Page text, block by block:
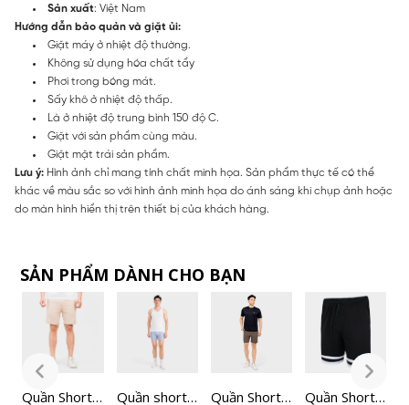
Sản xuất: Việt Nam
Hướng dẫn bảo quản và giặt ủi:
Giặt máy ở nhiệt độ thường.
Không sử dụng hóa chất tẩy
Phơi trong bóng mát.
Sấy khô ở nhiệt độ thấp.
Là ở nhiệt độ trung bình 150 độ C.
Giặt với sản phẩm cùng màu.
Giặt mặt trái sản phẩm.
Lưu ý: Hình ảnh chỉ mang tính chất minh họa. Sản phẩm thực tế có thể
khác về màu sắc so với hình ảnh minh họa do ánh sáng khi chụp ảnh hoặc
do màn hình hiển thị trên thiết bị của khách hàng.
SẢN PHẨM DÀNH CHO BẠN
Quần Short
Quần short
Quần Short
Quần Short